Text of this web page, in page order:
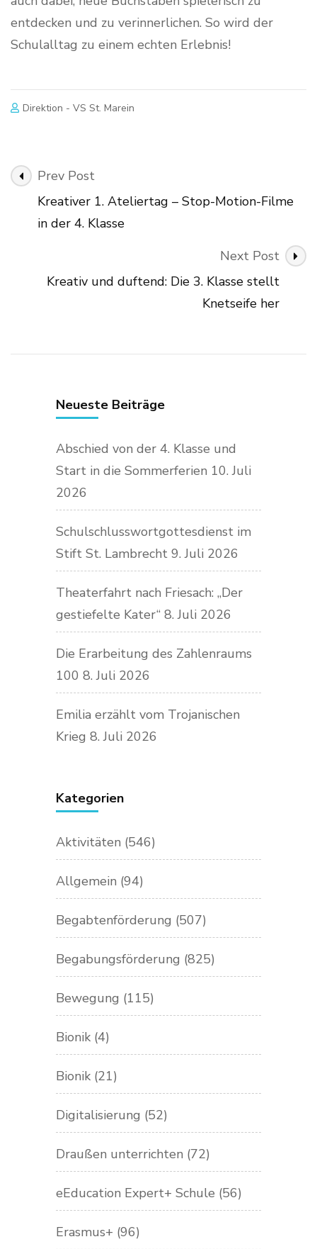
entdecken und zu verinnerlichen. So wird der
Schulalltag zu einem echten Erlebnis!
Direktion - VS St. Marein
Post
Navigation
Prev Post
Kreativer 1. Ateliertag – Stop-Motion-Filme
in der 4. Klasse
Next Post
Kreativ und duftend: Die 3. Klasse stellt
Knetseife her
Neueste Beiträge
Abschied von der 4. Klasse und
Start in die Sommerferien 10. Juli
2026
Schulschlusswortgottesdienst im
Stift St. Lambrecht 9. Juli 2026
Theaterfahrt nach Friesach: „Der
gestiefelte Kater“ 8. Juli 2026
Die Erarbeitung des Zahlenraums
100 8. Juli 2026
Emilia erzählt vom Trojanischen
Krieg 8. Juli 2026
Kategorien
Aktivitäten (546)
Allgemein (94)
Begabtenförderung (507)
Begabungsförderung (825)
Bewegung (115)
Bionik (4)
Bionik (21)
Digitalisierung (52)
Draußen unterrichten (72)
eEducation Expert+ Schule (56)
Erasmus+ (96)